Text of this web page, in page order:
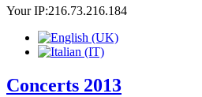
Your IP:216.73.216.184
Concerts 2013